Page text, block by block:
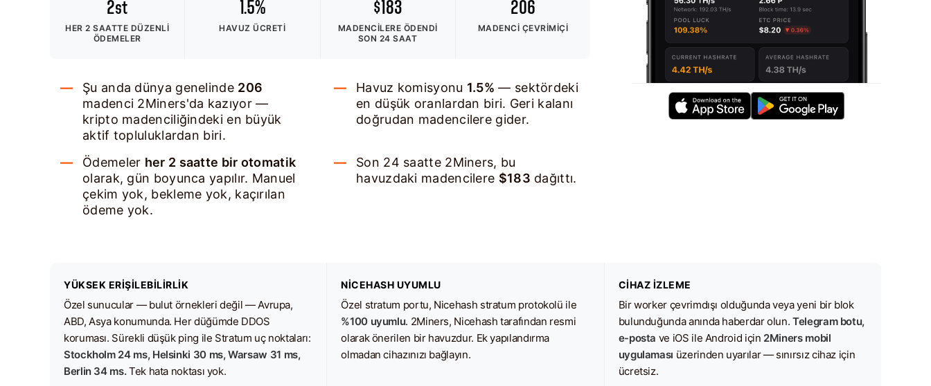
2st
HER 2 SAATTE DÜZENLI
ÖDEMELER
1.5%
HAVUZ ÜCRETI
$183
MADENCILERE ÖDENDI
SON 24 SAAT
206
MADENCI ÇEVRIMIÇI
Şu anda dünya genelinde 206
madenci 2Miners'da kazıyor —
kripto madenciliğindeki en büyük
aktif topluluklardan biri.
Havuz komisyonu 1.5% — sektördeki
en düşük oranlardan biri. Geri kalanı
doğrudan madencilere gider.
Ödemeler her 2 saatte bir otomatik
olarak, gün boyunca yapılır. Manuel
çekim yok, bekleme yok, kaçırılan
ödeme yok.
Son 24 saatte 2Miners, bu
havuzdaki madencilere $183 dağıttı.
YÜKSEK ERIŞILEBILIRLIK
Özel sunucular — bulut örnekleri değil — Avrupa,
ABD, Asya konumunda. Her düğümde DDOS
koruması. Sürekli düşük ping ile Stratum uç noktaları:
Stockholm 24 ms, Helsinki 30 ms, Warsaw 31 ms,
Berlin 34 ms.Tek hata noktası yok.
NICEHASH UYUMLU
Özel stratum portu, Nicehash stratum protokolü ile
%100 uyumlu. 2Miners, Nicehash tarafından resmi
olarak önerilen bir havuzdur. Ek yapılandırma
olmadan cihazınızı bağlayın.
CIHAZ İZLEME
Bir worker çevrimdışı olduğunda veya yeni bir blok
bulunduğunda anında haberdar olun.Telegram botu,
e-posta ve iOS ile Android için 2Miners mobil
uygulaması üzerinden uyarılar — sınırsız cihaz için
ücretsiz.